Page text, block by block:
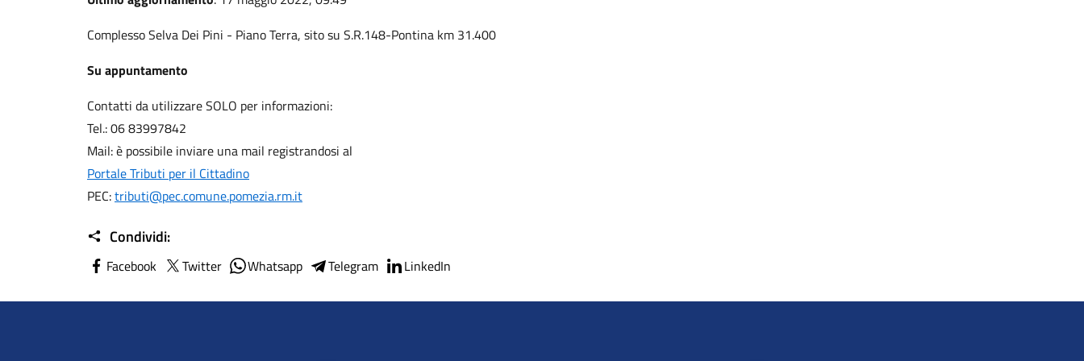
Complesso Selva Dei Pini - Piano Terra, sito su S.R.148-Pontina km 31.400
Su appuntamento
Contatti da utilizzare SOLO per informazioni:
Tel.: 06 83997842
Mail: è possibile inviare una mail registrandosi al
Portale Tributi per il Cittadino
PEC:tributi@pec.comune.pomezia.rm.it
Condividi:
Facebook Twitter Whatsapp Telegram LinkedIn